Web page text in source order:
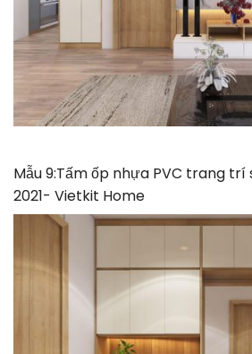
Mẫu 9:Tấm ốp nhựa PVC trang
2021- Vietkit Home